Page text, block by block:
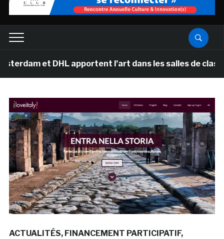
et DHL apportent l’art dans les salles de classe des
ACTUALITÉS FINANCEMENT PARTICIPATIF